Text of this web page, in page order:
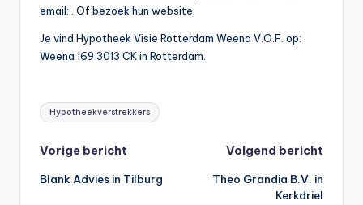
email:
. Of bezoek hun website:
Je vind Hypotheek Visie Rotterdam Weena V.O.F. op:
Weena 169 3013 CK in Rotterdam.
Tags:
Hypotheekverstrekkers
Bericht
navigatie
Vorige bericht
Blank Advies in Tilburg
Volgend bericht
Theo Grandia B.V. in
Kerkdriel